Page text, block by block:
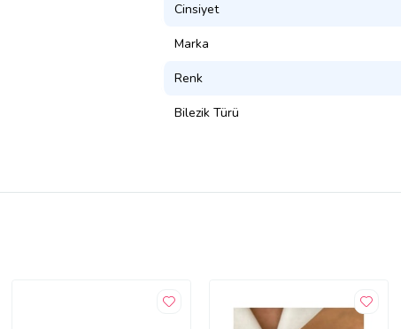
Cinsiyet
Marka
Renk
Bilezik Türü